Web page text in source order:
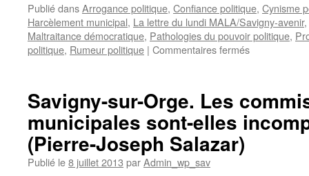
est-
elle
légitime
?
Publié dansArrogance politique, Confiance politique, Cynisme
Harcèlement municipal, La lettre du lundi MALA/Savigny-avenir,
Maltraitance démocratique, Pathologies du pouvoir politique,
politique, Rumeur politique | Commentaires ferméssur
politique
(Jonathan
Swift)
Savigny-sur-Orge. Les
municipales sont-elles
(Pierre-Joseph Salazar)
Publié le8 juillet 2013 parAdmin_wp_sav